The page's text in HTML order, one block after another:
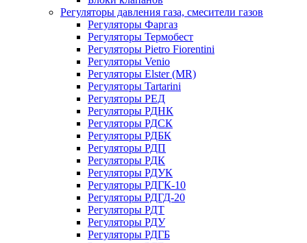
Регуляторы давления газа, смесители газов
Регуляторы Фаргаз
Регуляторы Термобест
Регуляторы Pietro Fiorentini
Регуляторы Venio
Регуляторы Elster (MR)
Регуляторы Tartarini
Регуляторы РЕД
Регуляторы РДНК
Регуляторы РДСК
Регуляторы РДБК
Регуляторы РДП
Регуляторы РДК
Регуляторы РДУК
Регуляторы РДГК-10
Регуляторы РДГД-20
Регуляторы РДТ
Регуляторы РДУ
Регуляторы РДГБ